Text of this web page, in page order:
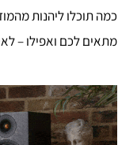
כמה תוכלו ליהנות
מתאים לכם ואפילו –